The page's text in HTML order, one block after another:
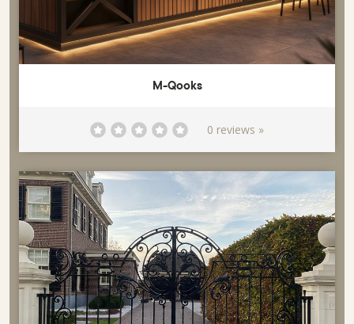
M-Qooks
0 reviews »